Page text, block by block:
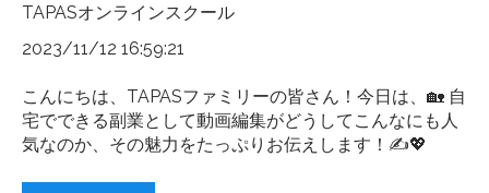
TAPASオンラインスクール
2023/11/12 16:59:21
こんにちは、TAPASファミリーの皆さん！今日は、🏡 自
宅でできる副業として動画編集がどうしてこんなにも人
気なのか、その魅力をたっぷりお伝えします！✍️💖